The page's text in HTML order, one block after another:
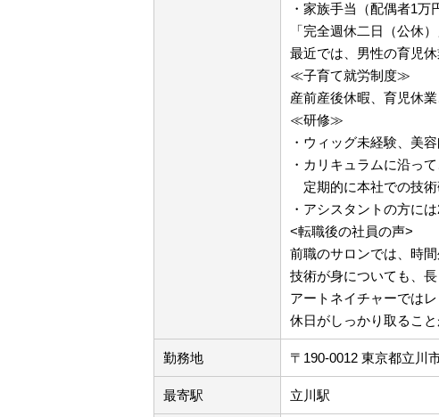
・家族手当（配偶者1万
「完全週休二日（公休
最近では、男性の育児
≪子育て就労制度≫
産前産後休暇、育児休
≪研修≫
・ウィッグ未経験、美
・カリキュラムに沿っ
定期的に本社での技術
・アシスタントの方に
<転職後の社員の声>
前職のサロンでは、時
技術が身についても、
アートネイチャーでは
休日がしっかり取るこ
勤務地 〒190-0012 東京都立川
最寄駅 立川駅